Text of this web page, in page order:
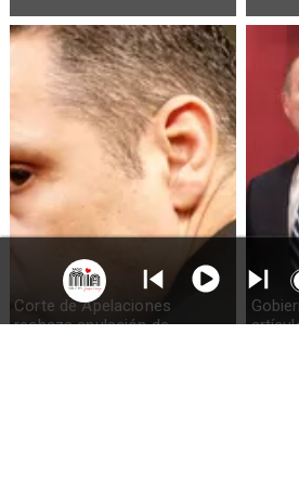
Corte de Apelaciones
rechaza anulación de